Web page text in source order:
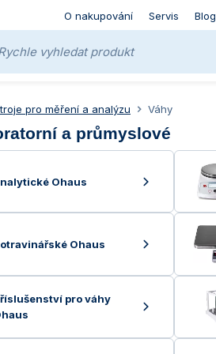
O nakupování Servis Blog
pro měření a analýzu Váhy
a průmyslové
Ohaus
Ohaus
pro váhy